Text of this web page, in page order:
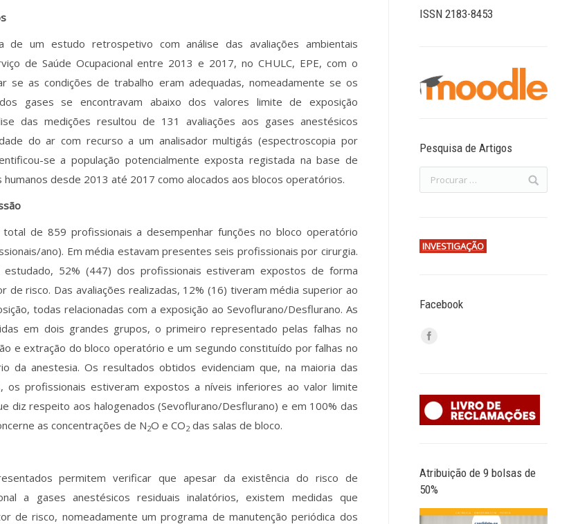
de um estudo retrospetivo com análise das avaliações ambientais
de Saúde Ocupacional entre 2013 e 2017, no CHULC, EPE, com o
se as condições de trabalho eram adequadas, nomeadamente se os
gases se encontravam abaixo dos valores limite de exposição
das medições resultou de 131 avaliações aos gases anestésicos
do ar com recurso a um analisador multigás (espectroscopia por
se a população potencialmente exposta registada na base de
desde 2013 até 2017 como alocados aos blocos operatórios.
total de 859 profissionais a desempenhar funções no bloco operatório
ano). Em média estavam presentes seis profissionais por cirurgia.
52% (447) dos profissionais estiveram expostos de forma
de risco. Das avaliações realizadas, 12% (16) tiveram média superior ao
todas relacionadas com a exposição ao Sevoflurano/Desflurano. As
em dois grandes grupos, o primeiro representado pelas falhas no
e extração do bloco operatório e um segundo constituído por falhas no
da anestesia. Os resultados obtidos evidenciam que, na maioria das
os profissionais estiveram expostos a níveis inferiores ao valor limite
diz respeito aos halogenados (Sevoflurano/Desflurano) e em 100% das
as concentrações de N2O e CO2 das salas de bloco.
permitem verificar que apesar da existência do risco de
a gases anestésicos residuais inalatórios, existem medidas que
de risco, nomeadamente um programa de manutenção periódica dos
ISSN 2183-8453
Pesquisa de Artigos
INVESTIGAÇÃO
Facebook
Atribuição de 9 bolsas de
50%